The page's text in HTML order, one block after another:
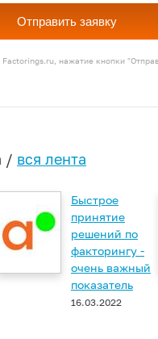
Отправить заявку
нажатие кнопки
/ вся лента
Быстрое
принятие
решений по
факторингу -
очень важный
показатель
16.03.2022